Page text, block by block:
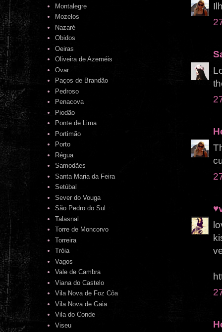
Montalegre
Mozelos
Nazaré
Obidos
Oeiras
Oliveira de Azeméis
Ovar
Paços de Brandão
Pedroso
Penacova
Piodão
Ponte de Lima
Portimão
Porto
Régua
Samodães
Santa Maria da Feira
Setúbal
Sever do Vouga
São Pedro do Sul
Talasnal
Torre de Moncorvo
Torreira
Tróia
Vagos
Vale de Cambra
Viana do Castelo
Vila Nova de Foz Côa
Vila Nova de Gaia
Vila do Conde
Viseu